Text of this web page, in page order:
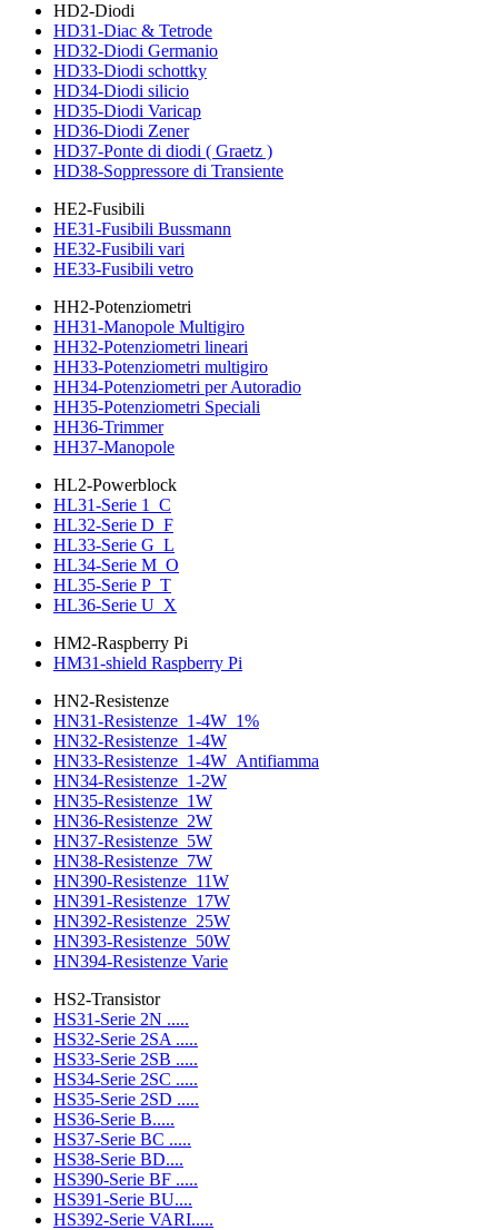
HD2-Diodi
HD31-Diac & Tetrode
HD32-Diodi Germanio
HD33-Diodi schottky
HD34-Diodi silicio
HD35-Diodi Varicap
HD36-Diodi Zener
HD37-Ponte di diodi ( Graetz )
HD38-Soppressore di Transiente
HE2-Fusibili
HE31-Fusibili Bussmann
HE32-Fusibili vari
HE33-Fusibili vetro
HH2-Potenziometri
HH31-Manopole Multigiro
HH32-Potenziometri lineari
HH33-Potenziometri multigiro
HH34-Potenziometri per Autoradio
HH35-Potenziometri Speciali
HH36-Trimmer
HH37-Manopole
HL2-Powerblock
HL31-Serie 1_C
HL32-Serie D_F
HL33-Serie G_L
HL34-Serie M_O
HL35-Serie P_T
HL36-Serie U_X
HM2-Raspberry Pi
HM31-shield Raspberry Pi
HN2-Resistenze
HN31-Resistenze_1-4W_1%
HN32-Resistenze_1-4W
HN33-Resistenze_1-4W_Antifiamma
HN34-Resistenze_1-2W
HN35-Resistenze_1W
HN36-Resistenze_2W
HN37-Resistenze_5W
HN38-Resistenze_7W
HN390-Resistenze_11W
HN391-Resistenze_17W
HN392-Resistenze_25W
HN393-Resistenze_50W
HN394-Resistenze Varie
HS2-Transistor
HS31-Serie 2N .....
HS32-Serie 2SA .....
HS33-Serie 2SB .....
HS34-Serie 2SC .....
HS35-Serie 2SD .....
HS36-Serie B.....
HS37-Serie BC .....
HS38-Serie BD....
HS390-Serie BF .....
HS391-Serie BU....
HS392-Serie VARI.....